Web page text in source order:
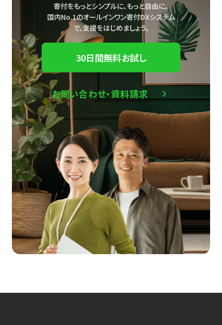
寄付をもっとシンプルに、もっと自由に。
国内No.1のオールインワン寄付DXシステム
で、支援をはじめましょう。
30日間無料お試し
お問い合わせ・資料請求